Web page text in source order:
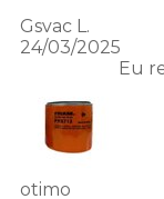
Gsvac L.
24/03/2025
Eu
otimo